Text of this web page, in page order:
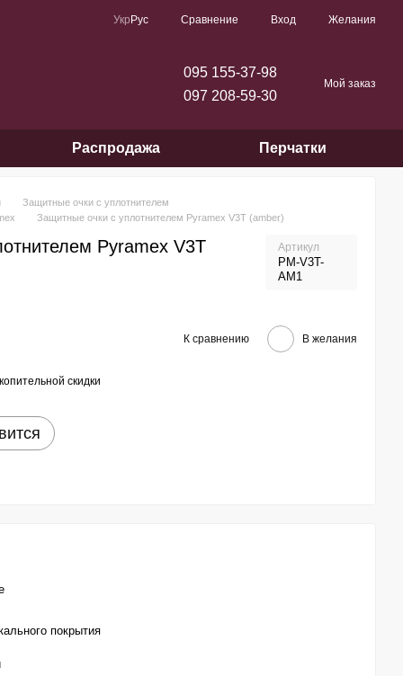
Укр Рус Сравнение Вход Желания
095 155-37-98
097 208-59-30
Мой заказ
Распродажа Перчатки
Защитные очки с уплотнителем
Защитные очки с уплотнителем Pyramex V3T (amber)
Pyramex V3T
Артикул
PM-V3T-
AM1
К сравнению В желания
скидки
покрытия